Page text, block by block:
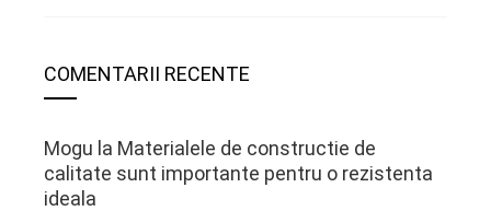
COMENTARII RECENTE
Mogu la Materialele de constructie de
calitate sunt importante pentru o rezistenta
ideala